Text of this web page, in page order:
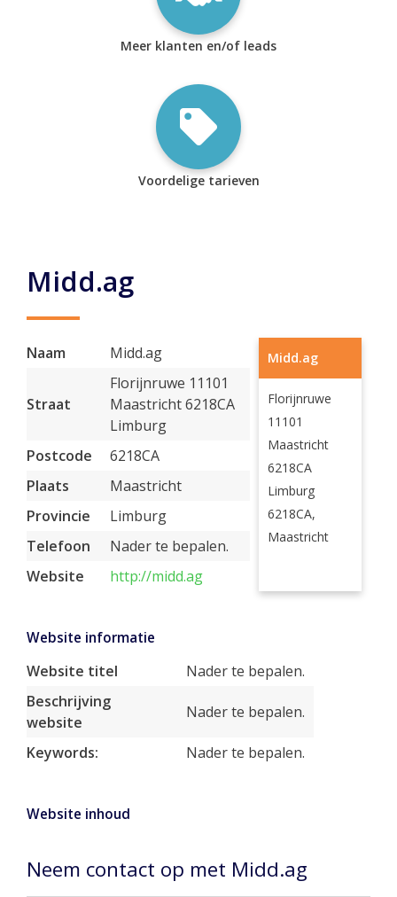
Meer klanten en/of leads
Voordelige tarieven
Midd.ag
Naam Midd.ag
Straat
Florijnruwe 11101
Maastricht 6218CA
Limburg
Postcode
6218CA
Plaats
Maastricht
Provincie
Limburg
Telefoon
Nader te bepalen.
Website
http://midd.ag
Midd.ag
Florijnruwe
11101
Maastricht
6218CA
Limburg
6218CA,
Maastricht
Website informatie
Website titel
Nader te bepalen.
Beschrijving
website
Nader te bepalen.
Keywords: Nader te bepalen.
Website inhoud
Neem contact op met Midd.ag